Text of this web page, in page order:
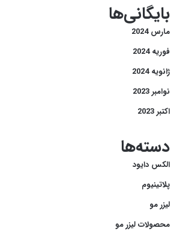
بایگانی‌ها
مارس 2024
فوریه 2024
ژانویه 2024
نوامبر 2023
اکتبر 2023
دسته‌ها
الکس دایود
پلاتینیوم
لیزر مو
محصولات لیزر مو